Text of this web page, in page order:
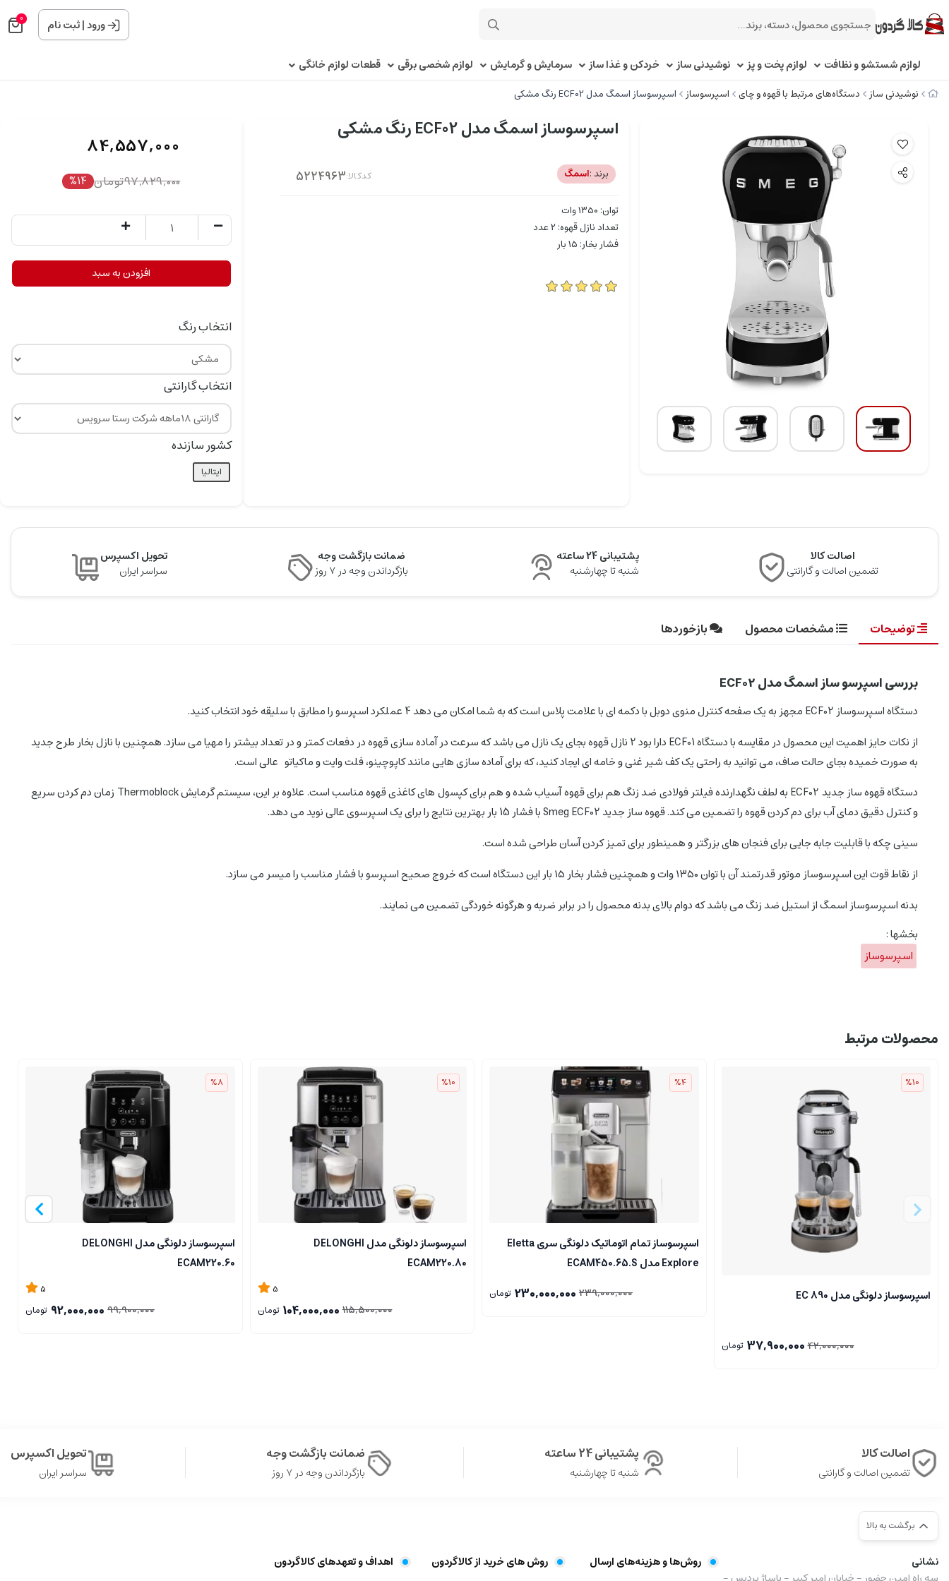
ورود|ثبت نام 0
لوازم شستشو و نظافت لوازم پخت و پز نوشیدنی ساز خردکن و غذا ساز سرمایش و گرمایش لوازم شخصی برقی قطعات لوازم خانگی
نوشیدنی ساز دستگاه‌های مرتبط با قهوه و چای اسپرسوساز اسپرسوساز اسمگ مدل ECF02 رنگ مشکی
اسپرسوساز اسمگ مدل ECF02 رنگ مشکی
برند :اسمگ کدکالا:
توان: ۱۳۵۰ وات
تعداد نازل قهوه: ۲ عدد
فشار بخار: ۱۵ بار
84,557,000
97,829,000تومان %14
افزودن به سبد
انتخاب رنگ
انتخاب گارانتی
کشور سازنده
ایتالیا
اصالت کالا
تضمین اصالت و گارانتی
پشتیبانی 24 ساعته
شنبه تا چهارشنبه
ضمانت بازگشت وجه
بازگرداندن وجه در ۷ روز
تحویل اکسپرس
سراسر ایران
توضیحات مشخصات محصول بازخوردها
بررسی اسپرسو ساز اسمگ مدل ECF02
دستگاه اسپرسوساز ECF02 مجهز به یک صفحه کنترل منوی دوبل با دکمه ای با علامت پلاس است که به شما امکان می دهد 4 عملکرد اسپرسو را مطابق با سلیقه خود انتخاب کنید.
از نکات حایز اهمیت این محصول در مقایسه با دستگاه ECF01 دارا بود 2 نازل قهوه بجای یک نازل می باشد که سرعت در آماده سازی قهوه در دفعات کمتر و در تعداد بیشتر را مهیا می سازد. همچنین با نازل بخار طرح جدید
به صورت خمیده بجای حالت صاف، می توانید به راحتی یک کف شیر غنی و خامه ای ایجاد کنید، که برای آماده سازی هایی مانند کاپوچینو، فلت وایت و ماکیاتو عالی است.
دستگاه قهوه ساز جدید ECF02 به لطف نگهدارنده فیلتر فولادی ضد زنگ هم برای قهوه آسیاب شده و هم برای کپسول های کاغذی قهوه مناسب است. علاوه بر این، سیستم گرمایش Thermoblock زمان دم کردن سریع
و کنترل دقیق دمای آب برای دم کردن قهوه را تضمین می کند. قهوه ساز جدید Smeg ECF02 با فشار 15 بار بهترین نتایج را برای یک اسپرسوی عالی نوید می دهد.
سینی چکه با قابلیت جابه جایی برای فنجان های بزرگتر و همینطور برای تمیز کردن آسان طراحی شده است.
از نقاط قوت این اسپرسوساز موتور قدرتمند آن با توان ۱۳۵۰ وات و همچنین فشار بخار ۱۵ بار این دستگاه است که خروج صحیح اسپرسو با فشار مناسب را میسر می سازد.
بدنه اسپرسوساز اسمگ از استیل ضد زنگ می باشد که دوام بالای بدنه محصول را در برابر ضربه و هرگونه خوردگی تضمین می نمایند.
بخشها :
اسپرسوساز
محصولات مرتبط
%10
اسپرسوساز دلونگی مدل EC 890
42,000,000
37,900,000 تومان
%4
اسپرسوساز تمام اتوماتیک دلونگی سری Eletta
Explore مدل ECAM450.65.S
239,000,000
230,000,000 تومان
%10
اسپرسوساز دلونگی مدل DELONGHI
ECAM220.80
5
115,500,000
104,000,000 تومان
%8
اسپرسوساز دلونگی مدل DELONGHI
ECAM220.60
5
99,900,000
92,000,000 تومان
اصالت کالا
تضمین اصالت و گارانتی
پشتیبانی 24 ساعته
شنبه تا چهارشنبه
ضمانت بازگشت وجه
بازگرداندن وجه در ۷ روز
تحویل اکسپرس
سراسر ایران
برگشت به بالا
نشانی
روش‌ها و هزینه‌های ارسال روش های خرید از کالاگردون اهداف و تعهد‌های کالاگردون